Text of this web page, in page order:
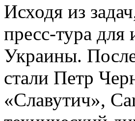
Исходя из
пресс-тура для
Украины.
стали Петр
«Славутич»,